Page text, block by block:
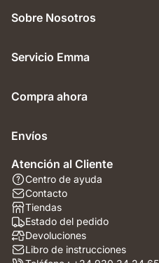
Sobre Nosotros
Servicio Emma
Compra ahora
Envíos
Atención al Cliente
Centro de ayuda
Contacto
Tiendas
Estado del pedido
Devoluciones
Libro de instrucciones